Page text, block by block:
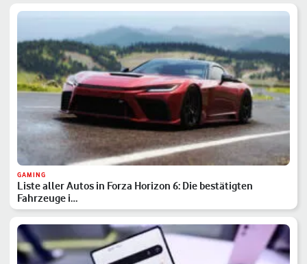
GAMING
Liste aller Autos in Forza Horizon 6: Die bestätigten
Fahrzeuge i…